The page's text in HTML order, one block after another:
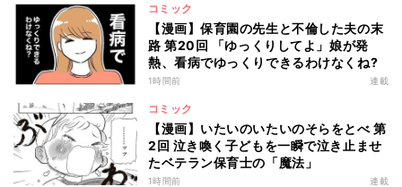
コミック
【漫画】保育園の先生と不倫した夫の末
路 第20回 「ゆっくりしてよ」娘が発
熱、看病でゆっくりできるわけなくね?
1時間前 連載
コミック
【漫画】いたいのいたいのそらをとべ 第
2回 泣き喚く子どもを一瞬で泣き止ませ
たベテラン保育士の「魔法」
1時間前 連載